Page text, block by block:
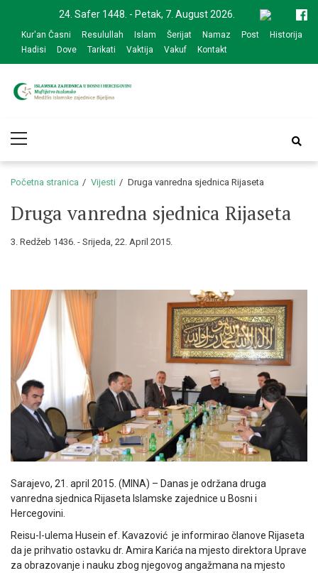
navigation
content
24. Safer 1448. - Petak, 7. August 2026.
Kur'an Časni Resulullah Islam Šerijat Namaz Post
Historija
Hadisi
Dove Tarikati Vaktija Vakuf Kontakt
zajednice Bijeljina
Menu
Početna stranica Vijesti Druga vanredna sjednica Rijaseta
Druga vanredna sjednica Rijaseta
3. Redžeb 1436. - Srijeda, 22. April 2015.
Sarajevo, 21. april 2015. (MINA) – Danas je održana druga
vanredna sjednica Rijaseta Islamske zajednice u Bosni i
Hercegovini.
Reisu-l-ulema Husein ef. Kavazović je informirao članove Rijaseta
da je prihvatio ostavku dr. Amira Karića na mjesto direktora Uprave
za obrazovanje i nauku zbog njegovog angažmana na mjesto